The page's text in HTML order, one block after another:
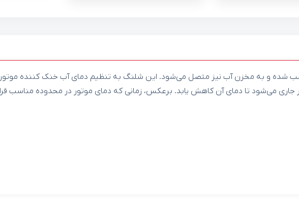
شده و به مخزن آب نیز متصل می‌شود. این شلنگ به تنظیم دمای آب خنک کننده
جاری می‌شود تا دمای آن کاهش یابد. برعکس، زمانی که دمای موتور در محدوده مناسب